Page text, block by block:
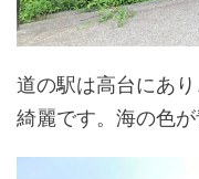
道の駅は高台にあり
綺麗です。海の色が